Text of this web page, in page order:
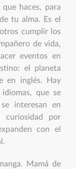
haces, para
tu alma. Es el
cumplir los
de vida,
eventos en
el planeta
en inglés. Hay
que se
interesan en
curiosidad por
con el
Mamá de